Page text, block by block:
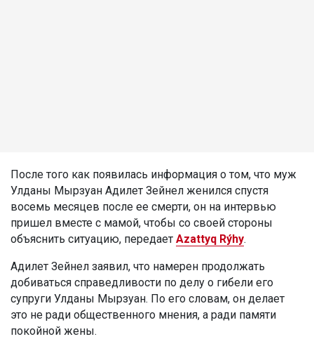
После того как появилась информация о том, что муж
Улданы Мырзуан Адилет Зейнел женился спустя
восемь месяцев после ее смерти, он на интервью
пришел вместе с мамой, чтобы со своей стороны
объяснить ситуацию, передает Azattyq Rýhy.
Адилет Зейнел заявил, что намерен продолжать
добиваться справедливости по делу о гибели его
супруги Улданы Мырзуан. По его словам, он делает
это не ради общественного мнения, а ради памяти
покойной жены.